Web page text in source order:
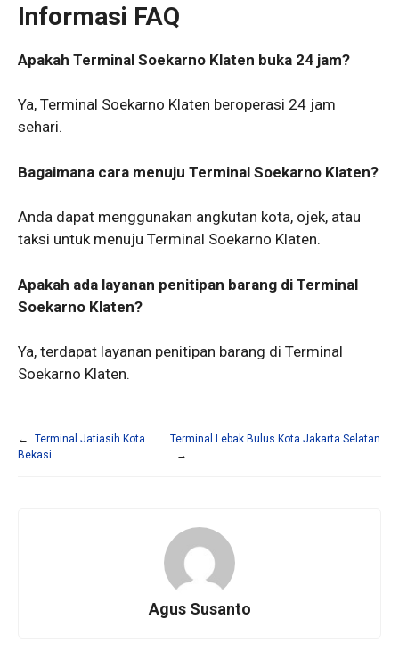
Informasi FAQ
Apakah Terminal Soekarno Klaten buka 24 jam?
Ya, Terminal Soekarno Klaten beroperasi 24 jam
sehari.
Bagaimana cara menuju Terminal Soekarno Klaten?
Anda dapat menggunakan angkutan kota, ojek, atau
taksi untuk menuju Terminal Soekarno Klaten.
Apakah ada layanan penitipan barang di Terminal
Soekarno Klaten?
Ya, terdapat layanan penitipan barang di Terminal
Soekarno Klaten.
←
Terminal Jatiasih Kota
Bekasi
Terminal Lebak Bulus Kota Jakarta Selatan
→
Agus Susanto